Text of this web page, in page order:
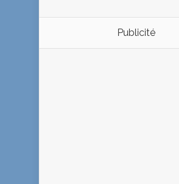
Publicité